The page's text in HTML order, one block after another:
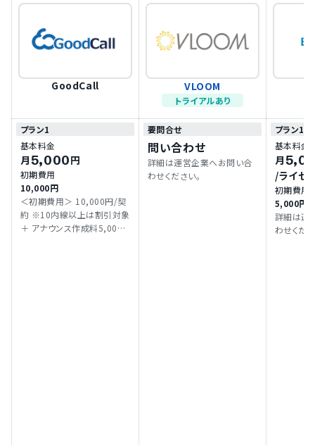
GoodCall VLOOM
トライアルあり
プラン1
基本料金
月5,000円
初期費用
10,000円
＜初期費用＞ 10,000円/契
約 ※10内線以上は割引対象
＋ アナウンス作成料5,000
要問合せ
問い合わせ
詳細は運営企業へお問い合
わせください。
プラン1
基本料金
月
/ライセ
初期費用
5,000円
詳細は運
わせくださ